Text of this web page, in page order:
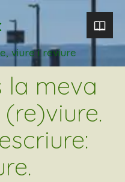
viure i reviure
la meva